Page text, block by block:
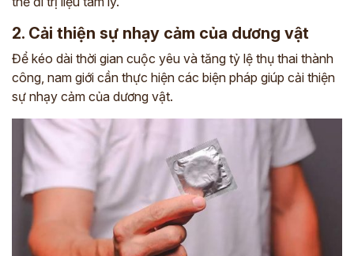
2. Cải thiện sự nhạy cảm của dương vật
Để kéo dài thời gian cuộc yêu và tăng tỷ lệ thụ thai thành
công, nam giới cần thực hiện các biện pháp giúp cải thiện
sự nhạy cảm của dương vật.